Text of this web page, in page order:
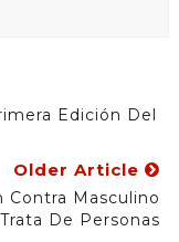
Edición Del
Older Article
Contra Masculino
De Personas